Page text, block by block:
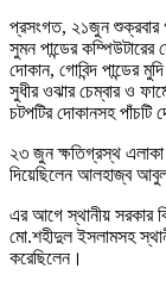
প্রসংগত, ২১জুন শুক্রবার
সুমন পান্ডের কম্পিউটারের
দোকান, গোবিন্দ পান্ডের
সুধীর ওঝার চেম্বার ও
চটপটির দোকানসহ পাঁচটি
২৩ জুন ক্ষতিগ্রস্থ এলাকা
দিয়েছিলেন আলহাজ্ব
এর আগে স্থানীয় সরকার
মো.শহীদুল ইসলামসহ
করেছিলেন।